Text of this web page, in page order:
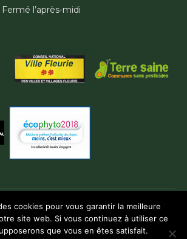
l’après-midi
2022. Tous droits réservés. Réalisation :
cookies pour vous garantir la meilleure
site web. Si vous continuez à utiliser ce
que vous en êtes satisfait.